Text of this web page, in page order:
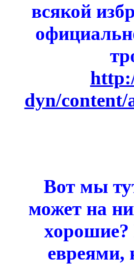
всякой
dyn/content/
Вот мы
может на
хорошие?
евреями,